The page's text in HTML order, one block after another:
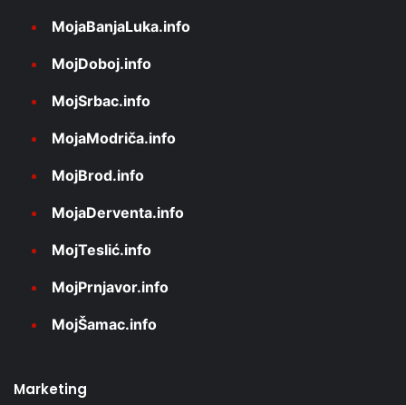
MojaBanjaLuka.info
MojDoboj.info
MojSrbac.info
MojaModriča.info
MojBrod.info
MojaDerventa.info
MojTeslić.info
MojPrnjavor.info
MojŠamac.info
Marketing